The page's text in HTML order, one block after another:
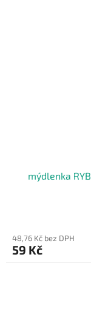
mýdlenka
48,76 Kč bez DPH
59 Kč